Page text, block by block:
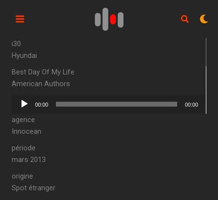
i30
Hyundai
Best Day Of My Life
American Authors
Lecteur
00:00 00:00
agence
Innocean
période
mars 2013
origine
Spot étranger